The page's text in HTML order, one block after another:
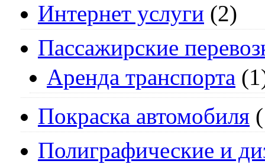
Интернет услуги (2)
Пассажирские
Аренда транспорта
Покраска автомобиля
Полиграфические и